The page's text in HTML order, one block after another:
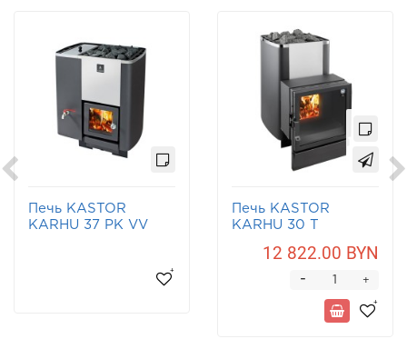
Печь KASTOR
KARHU 37 PK VV
Печь KASTOR
KARHU 30 T
12 822.00 BYN
+
-